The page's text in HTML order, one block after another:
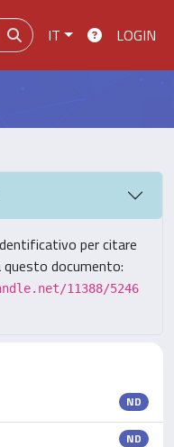
IT LOGIN
per citare
questo documento:
11388/5246
ND
ND